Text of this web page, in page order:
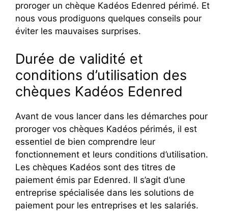
proroger un chèque Kadéos Edenred périmé. Et
nous vous prodiguons quelques conseils pour
éviter les mauvaises surprises.
Durée de validité et
conditions d’utilisation des
chèques Kadéos Edenred
Avant de vous lancer dans les démarches pour
proroger vos chèques Kadéos périmés, il est
essentiel de bien comprendre leur
fonctionnement et leurs conditions d’utilisation.
Les chèques Kadéos sont des titres de
paiement émis par Edenred. Il s’agit d’une
entreprise spécialisée dans les solutions de
paiement pour les entreprises et les salariés.